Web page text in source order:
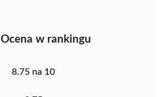
Ocena w rankingu
8.75 na 10